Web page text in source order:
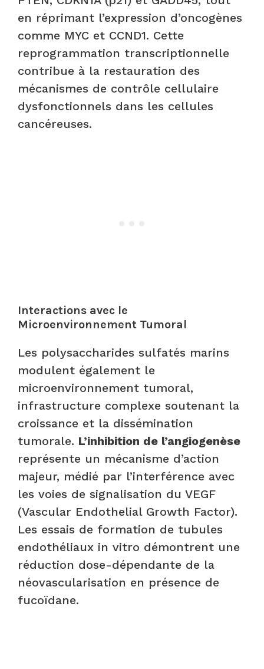
en réprimant l’expression d’oncogènes
comme MYC et CCND1. Cette
reprogrammation transcriptionnelle
contribue à la restauration des
mécanismes de contrôle cellulaire
dysfonctionnels dans les cellules
cancéreuses.
Interactions avec le
Microenvironnement Tumoral
Les polysaccharides sulfatés marins
modulent également le
microenvironnement tumoral,
infrastructure complexe soutenant la
croissance et la dissémination
tumorale. L’inhibition de l’angiogenèse
représente un mécanisme d’action
majeur, médié par l’interférence avec
les voies de signalisation du VEGF
(Vascular Endothelial Growth Factor).
Les essais de formation de tubules
endothéliaux in vitro démontrent une
réduction dose-dépendante de la
néovascularisation en présence de
fucoïdane.